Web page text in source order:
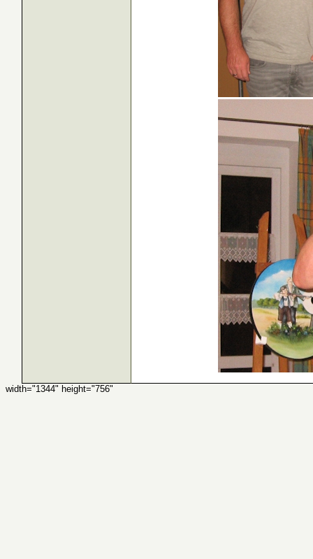
width="1344" height="756"